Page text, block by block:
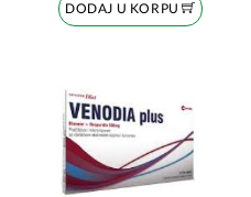
DODAJ U KORPU